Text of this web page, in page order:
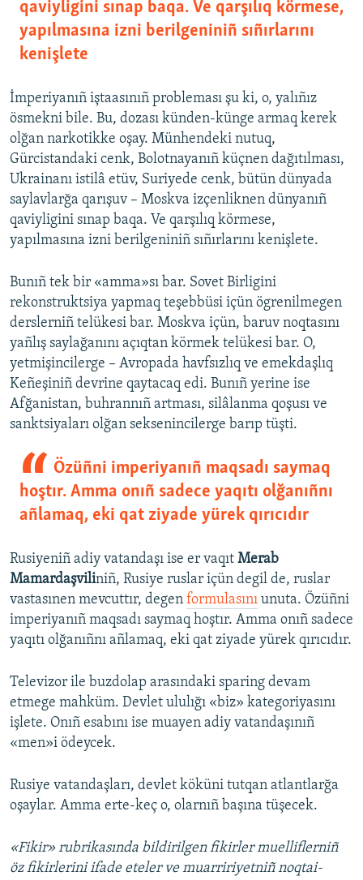
qaviyligini sınap baqa. Ve qarşılıq körmese,
yapılmasına izni berilgeniniñ sıñırlarını
kenişlete
İmperiyanıñ iştaasınıñ probleması şu ki, o, yalıñız
ösmekni bile. Bu, dozası künden-künge armaq kerek
olğan narkotikke oşay. Münhendeki nutuq,
Gürcistandaki cenk, Bolotnayanıñ küçnen dağıtılması,
Ukrainanı istilâ etüv, Suriyede cenk, bütün dünyada
saylavlarğa qarışuv – Moskva izçenliknen dünyanıñ
qaviyligini sınap baqa. Ve qarşılıq körmese,
yapılmasına izni berilgeniniñ sıñırlarını kenişlete.
Bunıñ tek bir «amma»sı bar. Sovet Birligini
rekonstruktsiya yapmaq teşebbüsi içün ögrenilmegen
derslerniñ telükesi bar. Moskva içün, baruv noqtasını
yañlış saylağanını açıqtan körmek telükesi bar. O,
yetmişincilerge – Avropada havfsızlıq ve emekdaşlıq
Keñeşiniñ devrine qaytacaq edi. Bunıñ yerine ise
Afğanistan, buhrannıñ artması, silâlanma qoşusı ve
sanktsiyaları olğan seksenincilerge barıp tüşti.
Özüñni imperiyanıñ maqsadı saymaq
hoştır. Amma onıñ sadece yaqıtı olğanıñnı
añlamaq, eki qat ziyade yürek qırıcıdır
Rusiyeniñ adiy vatandaşı ise er vaqıt Merab
Mamardaşviliniñ, Rusiye ruslar içün degil de, ruslar
vastasınen mevcuttır, degen formulasını unuta. Özüñni
imperiyanıñ maqsadı saymaq hoştır. Amma onıñ sadece
yaqıtı olğanıñnı añlamaq, eki qat ziyade yürek qırıcıdır.
Televizor ile buzdolap arasındaki sparing devam
etmege mahküm. Devlet ululığı «biz» kategoriyasını
işlete. Onıñ esabını ise muayen adiy vatandaşınıñ
«men»i ödeycek.
Rusiye vatandaşları, devlet köküni tutqan atlantlarğa
oşaylar. Amma erte-keç o, olarnıñ başına tüşecek.
«Fikir» rubrikasında bildirilgen fikirler muelliflerniñ
öz fikirlerini ifade eteler ve muarririyetniñ noqtai-